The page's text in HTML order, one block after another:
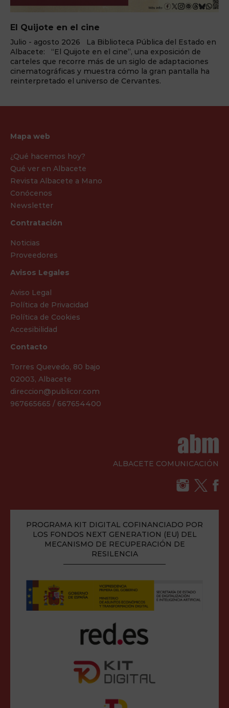
ELEMENTS Cena+espectáculo
¿Preparado para el cambio? La fuerza de ‘ELEMENTS’
llega a Benidorm Palace La sala de fiestas Benidorm
Palace, enclavada en la capital turística de la Costa
Blanca, vuelve a reinventarse una temporada más y a
redefinir la forma en la que se vive el teatro y el
Mapa web
¿Qué hacemos hoy?
Qué ver en Albacete
Revista Albacete a Mano
Conócenos
Newsletter
Contratación
Noticias
Proveedores
Avisos Legales
Aviso Legal
Política de Privacidad
Política de Cookies
Accesibilidad
Contacto
Torres Quevedo, 80 bajo
02003, Albacete
direccion@publicor.com
967665665 / 667654400
ALBACETE COMUNICACIÓN
PROGRAMA KIT DIGITAL COFINANCIADO POR
LOS FONDOS NEXT GENERATION (EU) DEL
MECANISMO DE RECUPERACIÓN DE
RESILENCIA